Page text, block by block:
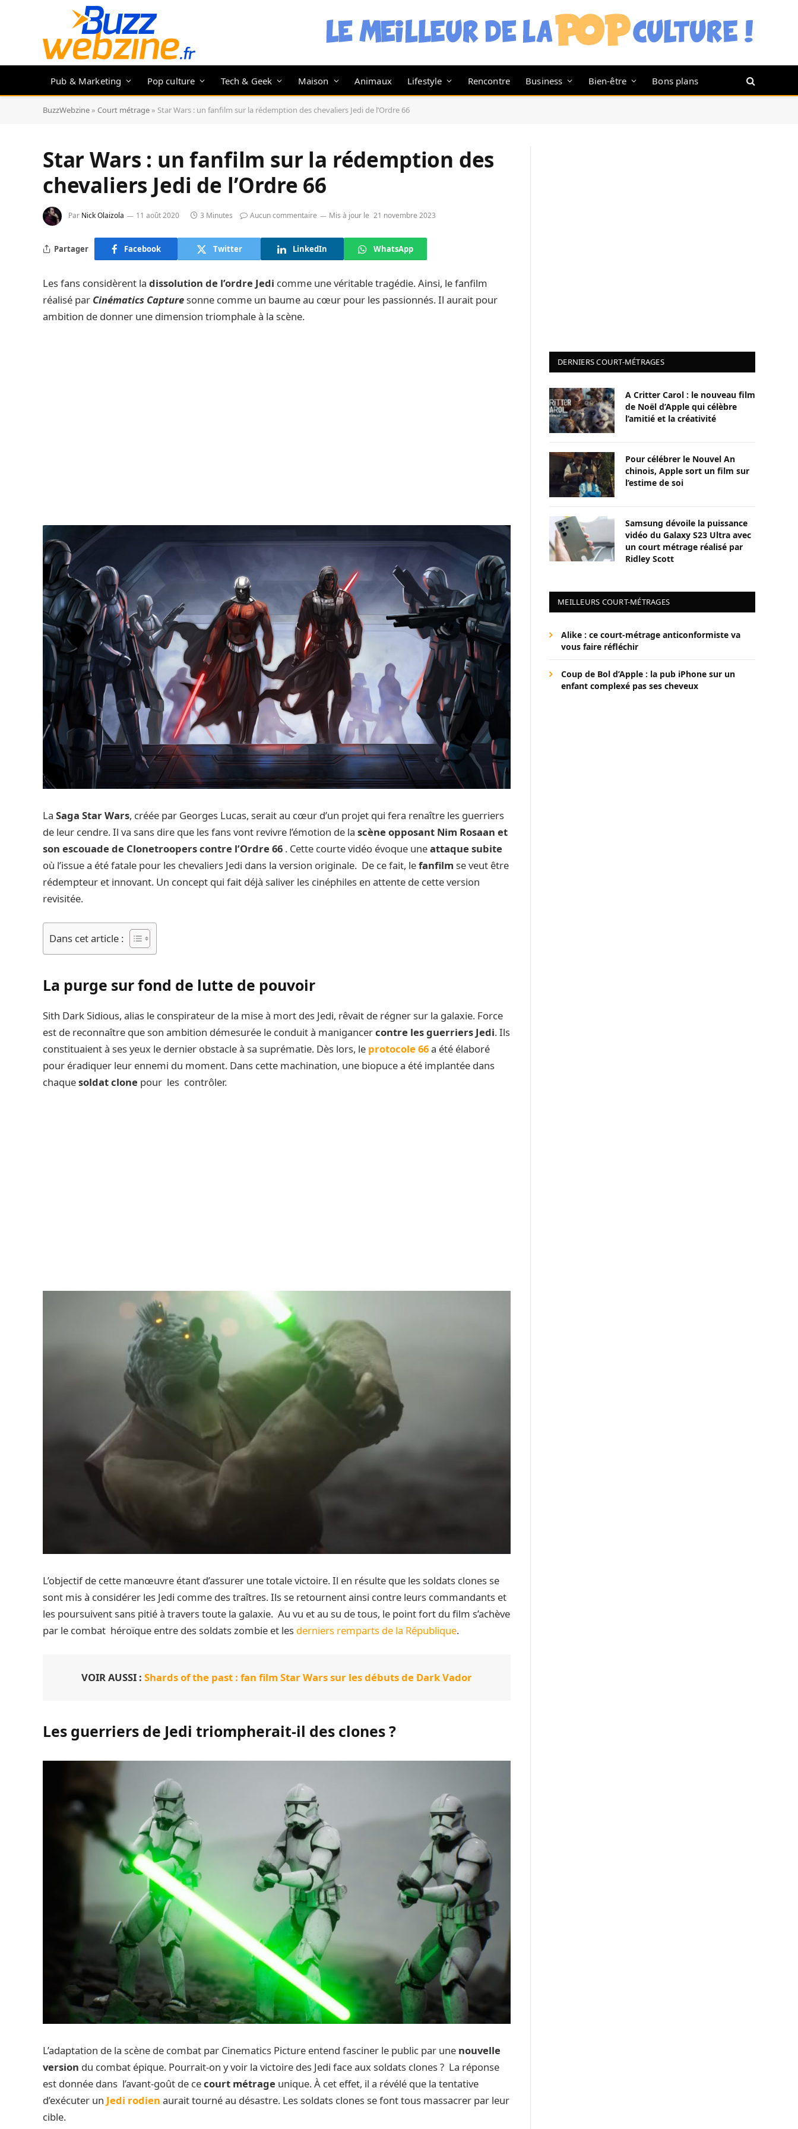
Pub & Marketing Pop culture Tech & Geek Maison Animaux Lifestyle Rencontre Business Bien-être Bons plans
BuzzWebzine » Court métrage » Star Wars : un fanfilm sur la rédemption des chevaliers Jedi de l’Ordre 66
Star Wars : un fanfilm sur la rédemption des
chevaliers Jedi de l’Ordre 66
Par Nick Olaizola 11 août 2020 3 Minutes Aucun commentaire Mis à jour le 21 novembre 2023
Partager Facebook Twitter LinkedIn WhatsApp
Les fans considèrent la dissolution de l’ordre Jedi comme une véritable tragédie. Ainsi, le fanfilm
réalisé par Cinématics Capturesonne comme un baume au cœur pour les passionnés. Il aurait pour
ambition de donner une dimension triomphale à la scène.
La Saga Star Wars, créée par Georges Lucas, serait au cœur d’un projet qui fera renaître les guerriers
de leur cendre. Il va sans dire que les fans vont revivre l’émotion de la scène opposant Nim Rosaan et
son escouade de Clonetroopers contre l’Ordre 66 . Cette courte vidéo évoque uneattaque subite
où l’issue a été fatale pour les chevaliers Jedi dans la version originale. De ce fait, lefanfilm se veut être
rédempteur et innovant. Un concept qui fait déjà saliver les cinéphiles en attente de cette version
revisitée.
Dans cet article :
La purge sur fond de lutte de pouvoir
Sith Dark Sidious, alias le conspirateur de la mise à mort des Jedi, rêvait de régner sur la galaxie. Force
est de reconnaître que son ambition démesurée le conduit à manigancercontre les guerriers Jedi. Ils
constituaient à ses yeux le dernier obstacle à sa suprématie. Dès lors, le protocole 66a été élaboré
pour éradiquer leur ennemi du moment. Dans cette machination, une biopuce a été implantée dans
chaquesoldat clone pour les contrôler.
L’objectif de cette manœuvre étant d’assurer une totale victoire. Il en résulte que les soldats clones se
sont mis à considérer les Jedi comme des traîtres. Ils se retournent ainsi contre leurs commandants et
les poursuivent sans pitié à travers toute la galaxie. Au vu et au su de tous, le point fort du film s’achève
par le combat héroïque entre des soldats zombie et les derniers remparts de la République.
VOIR AUSSI : Shards of the past : fan film Star Wars sur les débuts de Dark Vador
Les guerriers de Jedi triompherait-il des clones ?
L’adaptation de la scène de combat par Cinematics Picture entend fasciner le public par une nouvelle
version du combat épique. Pourrait-on y voir la victoire des Jedi face aux soldats clones ? La réponse
est donnée dans l’avant-goût de cecourt métrage unique. À cet effet, il a révélé que la tentative
d’exécuter un Jedi rodien aurait tourné au désastre. Les soldats clones se font tous massacrer par leur
cible.
DERNIERS COURT-MÉTRAGES
A Critter Carol : le nouveau film
de Noël d’Apple qui célèbre
l’amitié et la créativité
Pour célébrer le Nouvel An
chinois, Apple sort un film sur
l’estime de soi
Samsung dévoile la puissance
vidéo du Galaxy S23 Ultra avec
un court métrage réalisé par
Ridley Scott
MEILLEURS COURT-MÉTRAGES
Alike : ce court-métrage anticonformiste va
vous faire réfléchir
Coup de Bol d’Apple : la pub iPhone sur un
enfant complexé pas ses cheveux